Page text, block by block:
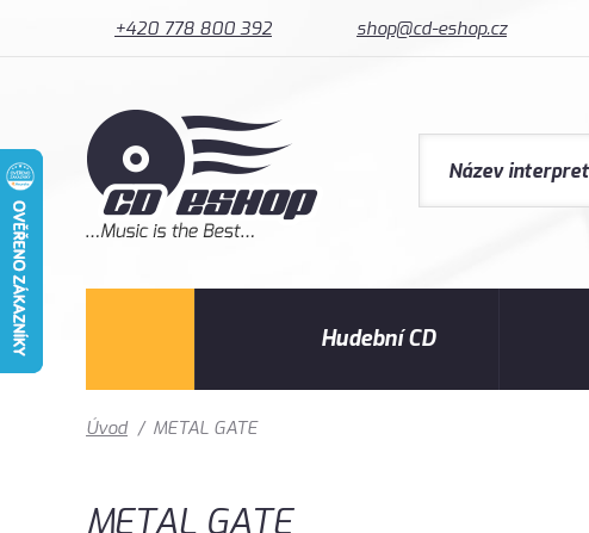
+420 778 800 392 shop@cd-eshop.cz
Hudební CD
Úvod / METAL GATE
METAL GATE